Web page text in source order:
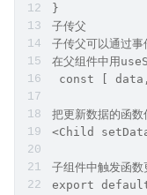
}
子传父
子传父可以通过事
在父组件中用
const [
把更新数据的函数
<Child
子组件中触发函
export